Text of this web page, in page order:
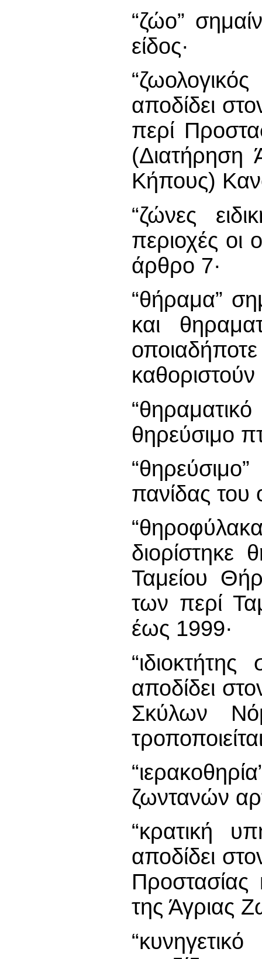
“ζώο”
είδος·
αποδίδει
περί
(Διατήρηση
Κήπους)
“ζώνες
περιοχές οι
άρθρο 7·
“θήραμα”
και
θηρεύσιμο
πανίδας του
διορίστηκε
Ταμείου
των περί
έως 1999·
αποδίδει
Σκύλων
ζωντανών
“κρατική
αποδίδει
Προστασίας
της Άγριας